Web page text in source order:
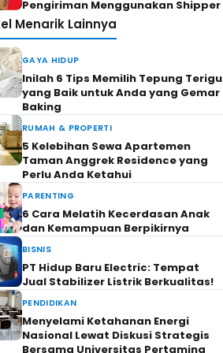
Pengiriman Menggunakan Shipper
Menarik Lainnya
GAYA HIDUP
Inilah 6 Tips Memilih Tepung Terigu
yang Baik untuk Anda yang Gemar
Baking
RUMAH & PROPERTI
5 Kelebihan Sewa Apartemen
Taman Anggrek Residence yang
Perlu Anda Ketahui
PARENTING
6 Cara Melatih Kecerdasan Anak
dan Kemampuan Berpikirnya
BISNIS
PT Hidup Baru Electric: Tempat
Jual Stabilizer Listrik Berkualitas!
PENDIDIKAN
Menyelami Ketahanan Energi
Nasional Lewat Diskusi Strategis
Bersama Universitas Pertamina